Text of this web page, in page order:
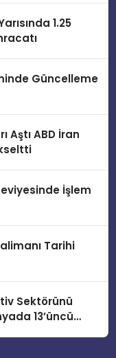
1.25
Güncelleme
Aştı ABD İran
İşlem
Tarihi
Sektörünü
13’üncü